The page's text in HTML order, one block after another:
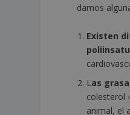
damos
Existen
Las
colesterol
animal, el